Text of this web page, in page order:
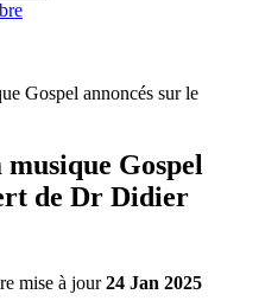
Gospel annoncés sur le
Gospel
de Dr Didier
mise à jour24 Jan 2025